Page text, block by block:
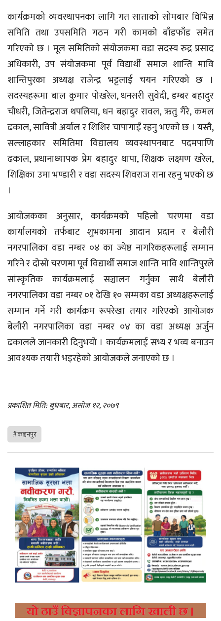
कार्यक्रमको व्यवस्थापनका लागि गत साताको सोमबार विभिन्न
समिति तथा उपसमिति गठन गरी कामको बाँडफाँड समेत
गरिएको छ । मूल समितिको संयोजकमा वडा सदस्य रुद्र प्रसाद
अधिकारी, उप संयोजकमा पूर्व विद्यार्थी समाज शान्ति मावि
शान्तिपुरका अध्यक्ष राजेन्द्र भट्टलाई चयन गरिएको छ ।
सदस्यहरूमा बाल कुमार पोखरेल, धनसरी सुवेदी, डम्बर बहादुर
चौधरी, जितेन्द्रराज थपलिया, धन बहादुर रावल, ऋतु गैरे, कमल
ढकाल, सावित्री अर्याल र शिशिर चापागाईँ रहनु भएको छ । यस्तै,
सल्लाहकार समितिमा विद्यालय व्यवस्थापनबाट पदमपाणि
ढकाल, प्रधानाध्यापक प्रेम बहादुर थापा, शिक्षक लक्ष्मण खरेल,
शिक्षिका उमा भण्डारी र वडा सदस्य शिवराज राना रहनु भएको छ
।
आयोजकका अनुसार, कार्यक्रमको पहिलो चरणमा वडा
कार्यालयको तर्फबाट शुभकामना आदान प्रदान र बेलौरी
नगरपालिका वडा नम्बर ०४ का ज्येष्ठ नागरिकहरूलाई सम्मान
गरिने र दोस्रो चरणमा पूर्व विद्यार्थी समाज शान्ति मावि शान्तिपुरले
सांस्कृतिक कार्यक्रमलाई सञ्चालन गर्नुका साथै बेलौरी
नगरपालिका वडा नम्बर ०१ देखि १० सम्मका वडा अध्यक्षहरूलाई
सम्मान गर्ने गरी कार्यक्रम रूपरेखा तयार गरिएको आयोजक
बेलौरी नगरपालिका वडा नम्बर ०४ का वडा अध्यक्ष अर्जुन
ढकालले जानकारी दिनुभयो । कार्यक्रमलाई सभ्य र भव्य बनाउन
आवश्यक तयारी भइरहेको आयोजकले जनाएको छ ।
प्रकाशित मिति: बुधबार, असोज १२, २०७९
#कञ्चनपुर